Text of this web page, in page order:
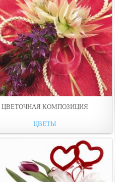
ЦВЕТОЧНАЯ КОМПОЗИЦИЯ
ЦВЕТЫ